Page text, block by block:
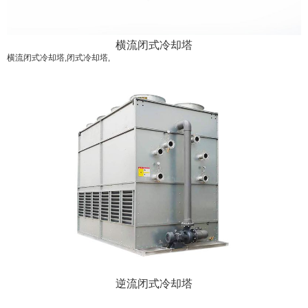
横流闭式冷却塔
横流闭式冷却塔,闭式冷却塔,
逆流闭式冷却塔